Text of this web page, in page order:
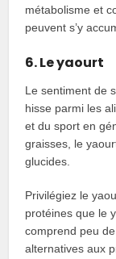
métabolisme et
peuvent s’y
6. Le yaourt
Le sentiment de
hisse parmi les
et du sport en
graisses, le
glucides.
Privilégiez le
protéines que le
comprend peu
alternatives aux